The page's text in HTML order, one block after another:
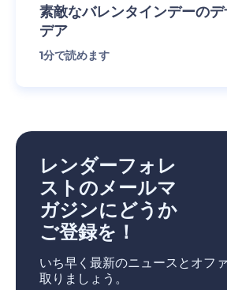
素敵なバレンタインデーの
デア
1分で読めます
レンダーフォレ
ストのメールマ
ガジンにどうか
ご登録を！
いち早く最新のニュースとオフ
取りましょう。